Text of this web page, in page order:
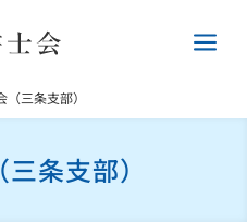
a
三条支部）
条支部）